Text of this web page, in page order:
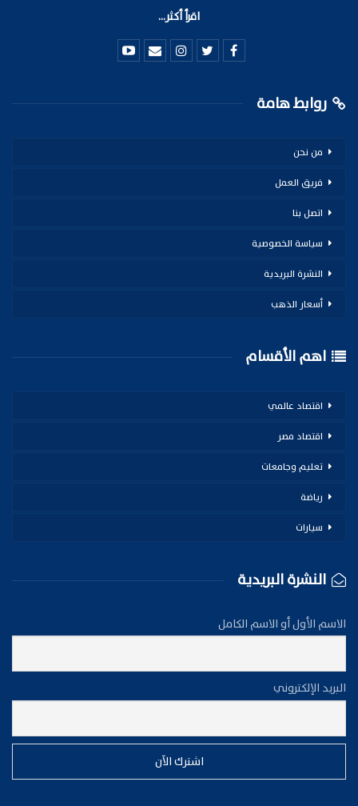
اقرأ أكثر...
روابط هامة
من نحن
فريق العمل
اتصل بنا
سياسة الخصوصية
النشرة البريدية
أسعار الذهب
اهم الأقسام
اقتصاد عالمي
اقتصاد مصر
تعليم وجامعات
رياضة
سيارات
النشرة البريدية
الاسم الأول أو الاسم الكامل
البريد الإلكتروني